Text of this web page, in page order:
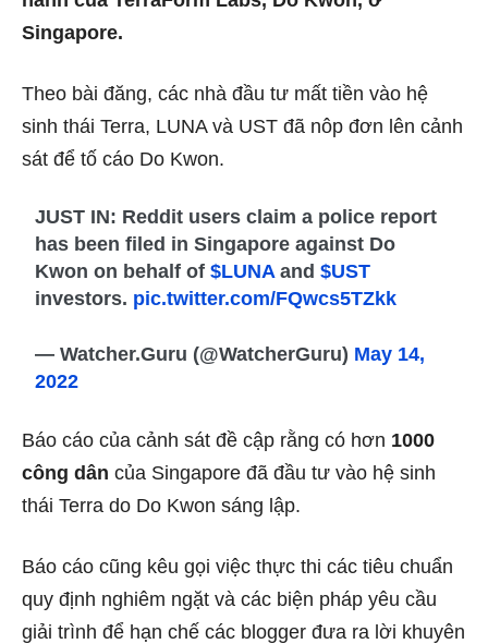
Singapore.
Theo bài đăng, các nhà đầu tư mất tiền vào hệ
sinh thái Terra, LUNA và UST đã nôp đơn lên cảnh
sát để tố cáo Do Kwon.
JUST IN: Reddit users claim a police report
has been filed in Singapore against Do
Kwon on behalf of$LUNA and$UST
investors. pic.twitter.com/FQwcs5TZkk
— Watcher.Guru (@WatcherGuru) May 14,
2022
Báo cáo của cảnh sát đề cập rằng có hơn 1000
công dân của Singapore đã đầu tư vào hệ sinh
thái Terra do Do Kwon sáng lập.
Báo cáo cũng kêu gọi việc thực thi các tiêu chuẩn
quy định nghiêm ngặt và các biện pháp yêu cầu
giải trình để hạn chế các blogger đưa ra lời khuyên